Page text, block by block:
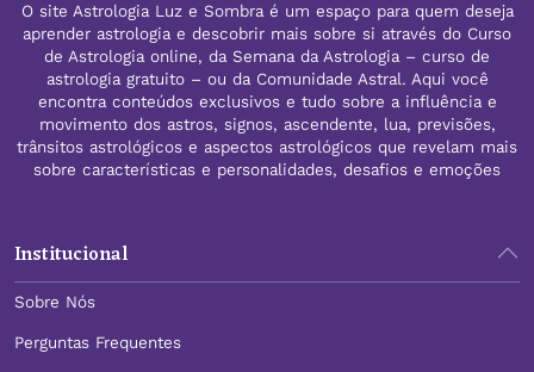
O site Astrologia Luz e Sombra é um espaço para quem deseja
aprender astrologia e descobrir mais sobre si através do Curso
de Astrologia online, da Semana da Astrologia – curso de
astrologia gratuito – ou da Comunidade Astral. Aqui você
encontra conteúdos exclusivos e tudo sobre a influência e
movimento dos astros, signos, ascendente, lua, previsões,
trânsitos astrológicos e aspectos astrológicos que revelam mais
sobre características e personalidades, desafios e emoções
Institucional
Sobre Nós
Perguntas Frequentes